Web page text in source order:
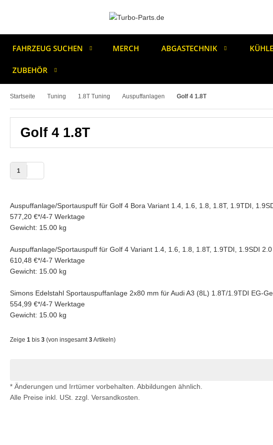
FAHRZEUG SUCHEN MERCH ABGASTECHNIK
ZUBEHÖR
Startseite Tuning 1.8T Tuning Auspuffanlagen Golf 4 1.8T
Golf 4 1.8T
1
Auspuffanlage/Sportauspuff für Golf 4 Bora Variant 1.4, 1.6, 1.8, 1.8T, 1.9TDI,
577,20 €*/4-7 Werktage
Gewicht: 15.00 kg
Auspuffanlage/Sportauspuff für Golf 4 Variant 1.4, 1.6, 1.8, 1.8T, 1.9TDI, 1.9SDI
610,48 €*/4-7 Werktage
Gewicht: 15.00 kg
Simons Edelstahl Sportauspuffanlage 2x80 mm für Audi A3 (8L) 1.8T/1.9TDI EG-
554,99 €*/4-7 Werktage
Gewicht: 15.00 kg
Zeige 1 bis 3 (von insgesamt3Artikeln)
* Änderungen und Irrtümer vorbehalten. Abbildungen ähnlich.
Alle Preise inkl. USt. zzgl. Versandkosten.